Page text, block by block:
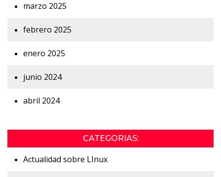
marzo 2025
febrero 2025
enero 2025
junio 2024
abril 2024
CATEGORIAS:
Actualidad sobre LInux